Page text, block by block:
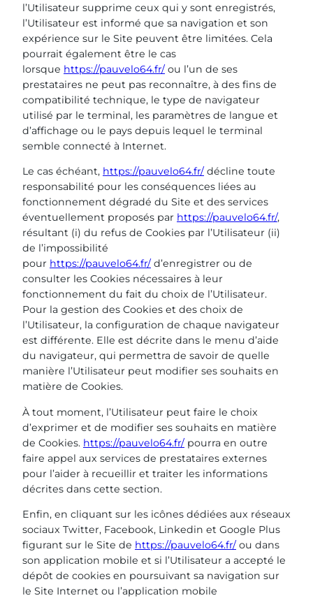
l’Utilisateur supprime ceux qui y sont enregistrés,
l’Utilisateur est informé que sa navigation et son
expérience sur le Site peuvent être limitées. Cela
pourrait également être le cas
lorsque https://pauvelo64.fr/ou l’un de ses
prestataires ne peut pas reconnaître, à des fins de
compatibilité technique, le type de navigateur
utilisé par le terminal, les paramètres de langue et
d’affichage ou le pays depuis lequel le terminal
semble connecté à Internet.
Le cas échéant, https://pauvelo64.fr/décline toute
responsabilité pour les conséquences liées au
fonctionnement dégradé du Site et des services
éventuellement proposés par https://pauvelo64.fr/,
résultant (i) du refus de Cookies par l’Utilisateur (ii)
de l’impossibilité
pour https://pauvelo64.fr/d’enregistrer ou de
consulter les Cookies nécessaires à leur
fonctionnement du fait du choix de l’Utilisateur.
Pour la gestion des Cookies et des choix de
l’Utilisateur, la configuration de chaque navigateur
est différente. Elle est décrite dans le menu d’aide
du navigateur, qui permettra de savoir de quelle
manière l’Utilisateur peut modifier ses souhaits en
matière de Cookies.
À tout moment, l’Utilisateur peut faire le choix
d’exprimer et de modifier ses souhaits en matière
de Cookies. https://pauvelo64.fr/pourra en outre
faire appel aux services de prestataires externes
pour l’aider à recueillir et traiter les informations
décrites dans cette section.
Enfin, en cliquant sur les icônes dédiées aux réseaux
sociaux Twitter, Facebook, Linkedin et Google Plus
figurant sur le Site de https://pauvelo64.fr/ou dans
son application mobile et si l’Utilisateur a accepté le
dépôt de cookies en poursuivant sa navigation sur
le Site Internet ou l’application mobile